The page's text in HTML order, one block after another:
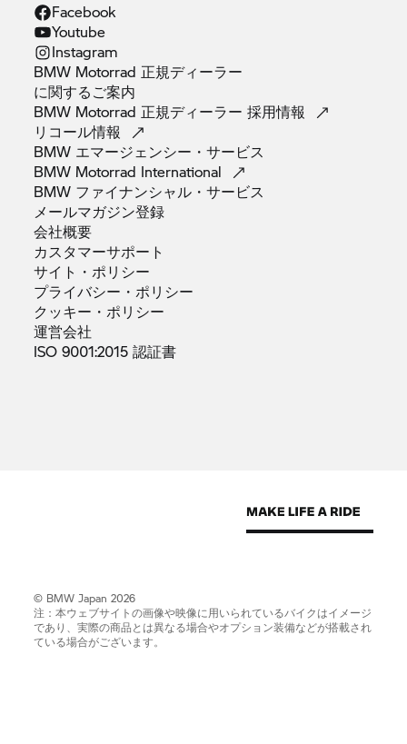
Facebook
Youtube
Instagram
BMW Motorrad 正規ディーラー
に関するご案内
BMW Motorrad 正規ディーラー採用情報
リコール情報
BMW エマージェンシー・サービス
BMW Motorrad International
BMW ファイナンシャル・サービス
メールマガジン登録
会社概要
カスタマーサポート
サイト・ポリシー
プライバシー・ポリシー
クッキー・ポリシー
運営会社
ISO 9001:2015認証書
© BMW Japan 2026
注：本ウェブサイトの画像や映像に用いられているバイクはイメージ
であり、実際の商品とは異なる場合やオプション装備などが搭載され
ている場合がございます。